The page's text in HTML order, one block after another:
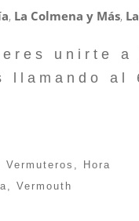
, La Colmena y Más,
unirte
llamando al
Vermuteros
Hora
Vermouth